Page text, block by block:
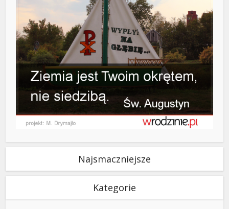
Najsmaczniejsze
Kategorie